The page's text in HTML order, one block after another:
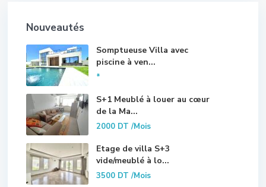
Nouveautés
Somptueuse Villa avec
piscine à ven...
*
S+1 Meublé à louer au cœur
de la Ma...
2000 DT/Mois
Etage de villa S+3
vide/meublé à lo...
3500 DT/Mois